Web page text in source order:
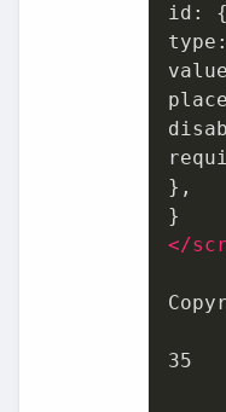
id :
type
value
},
</
35